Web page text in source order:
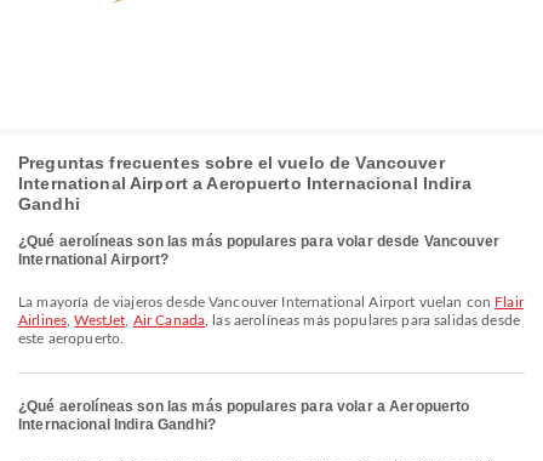
Preguntas frecuentes sobre el vuelo de Vancouver
International Airport a Aeropuerto Internacional Indira
Gandhi
¿Qué aerolíneas son las más populares para volar desde Vancouver
International Airport?
La mayoría de viajeros desde Vancouver International Airport vuelan con Flair
Airlines ,WestJet Air Canada , las aerolíneas más populares para salidas desde
este aeropuerto.
¿Qué aerolíneas son las más populares para volar a Aeropuerto
Internacional Indira Gandhi?